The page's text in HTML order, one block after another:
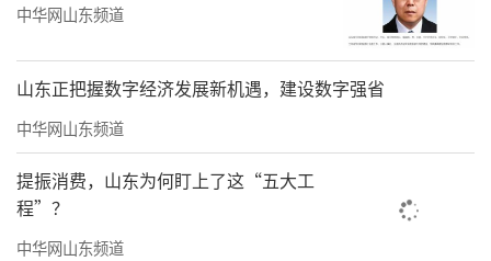
中华网山东频道
山东正把握数字经济发展新机遇，建设数字强省
中华网山东频道
提振消费，山东为何盯上了这“五大工
程”？
中华网山东频道